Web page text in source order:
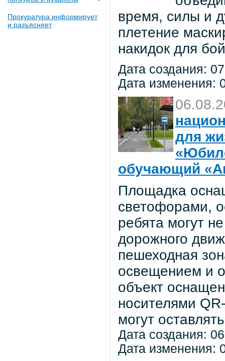
Прокуратура информирует
и разъясняет
время, силы и
плетение
накидок для
Дата создания:
Дата изменения:
для
обучающий
Площадка
светофорами,
ребята могут
дорожного
пешеходная
освещением и
объект
носителями
могут
Дата создания:
Дата изменения: